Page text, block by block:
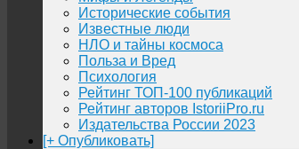
Исторические события
Известные люди
НЛО и тайны космоса
Польза и Вред
Психология
Рейтинг ТОП-100 публикаций
Рейтинг авторов IstoriiPro.ru
Издательства России 2023
[+ Опубликовать]